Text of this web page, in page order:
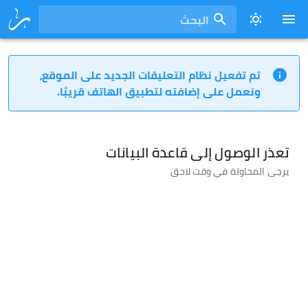
البحث
تم تفعيل نظام التعليقات الجديد على الموقع،
ونعمل على إضافته لتطبيق الهاتف قريبًا.
تعذر الوصول إلى قاعدة البيانات
يرجى المحاولة في وقت لاحق